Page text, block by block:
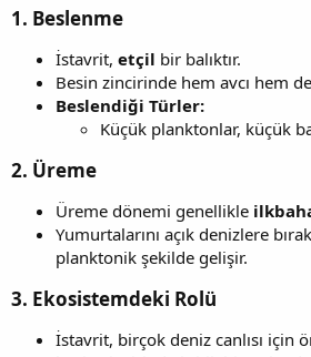
1. Beslenme
İstavrit, etçil bir balıktır.
Besin zincirinde hem avcı hem
Beslendiği Türler:
Küçük planktonlar, küçük
2. Üreme
Üreme dönemi genellikle
Yumurtalarını açık denizlere
planktonik şekilde gelişir.
3. Ekosistemdeki Rolü
İstavrit, birçok deniz canlısı için